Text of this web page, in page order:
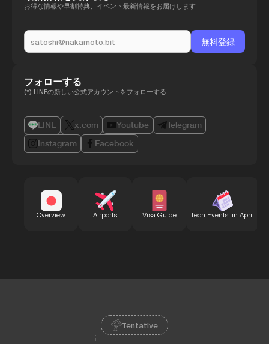
お得な情報や早割特典、イベント最新情報をお届けします
フォローする
(*) LINEの新しい公式アカウントをフォローする
LINE x.com Youtube
Telegram
Instagram
Facebook
Overview Airports Visa Guide Tech Events in April
Tentative